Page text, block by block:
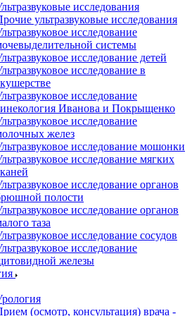
исследования
ультразвуковые исследования
исследование
системы
исследование детей
исследование в
исследование
Иванова и Покрыщенко
исследование
желез
исследование мошонки
исследование мягких
исследование органов
полости
исследование органов
таза
исследование сосудов
исследование
железы
(осмотр, консультация) врача -